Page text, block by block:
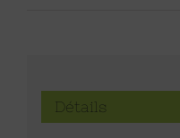
Détails